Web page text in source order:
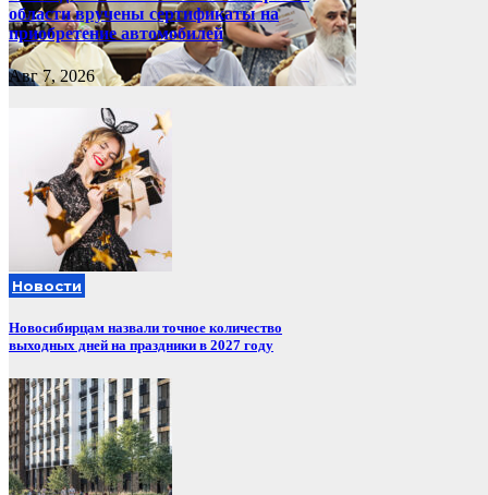
области вручены сертификаты на
приобретение автомобилей
Авг 7, 2026
Новости
Новосибирцам назвали точное количество
выходных дней на праздники в 2027 году